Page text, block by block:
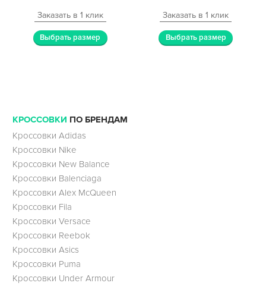
Заказать в 1 клик
Выбрать размер
Заказать в 1 клик
Выбрать размер
КРОССОВКИ ПО БРЕНДАМ
Кроссовки Adidas
Кроссовки Nike
Кроссовки New Balance
Кроссовки Balenciaga
Кроссовки Alex McQueen
Кроссовки Fila
Кроссовки Versace
Кроссовки Reebok
Кроссовки Asics
Кроссовки Puma
Кроссовки Under Armour